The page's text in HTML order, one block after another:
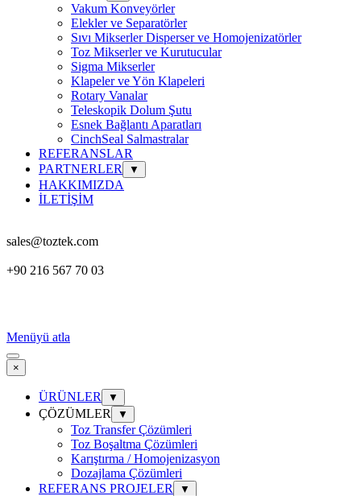
Vakum Konveyörler
Elekler ve Separatörler
Sıvı Mikserler Disperser ve Homojenizatörler
Toz Mikserler ve Kurutucular
Sigma Mikserler
Klapeler ve Yön Klapeleri
Rotary Vanalar
Teleskopik Dolum Şutu
Esnek Bağlantı Aparatları
CinchSeal Salmastralar
REFERANSLAR
PARTNERLER
▼
HAKKIMIZDA
İLETİŞİM
sales@toztek.com
+90 216 567 70 03
Menüyü atla
×
ÜRÜNLER ▼
ÇÖZÜMLER ▼
Toz Transfer Çözümleri
Toz Boşaltma Çözümleri
Karıştırma / Homojenizasyon
Dozajlama Çözümleri
REFERANS PROJELER
▼